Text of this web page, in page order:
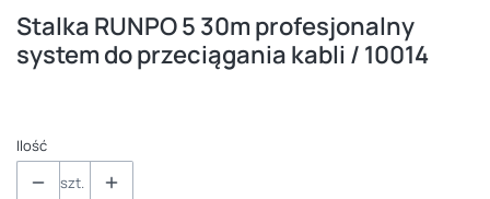
Stalka RUNPO 5 30m profesjonalny
system do przeciągania kabli / 10014
Ilość
szt.